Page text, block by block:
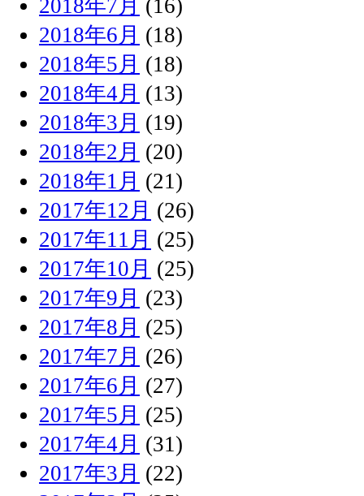
2018年7月 (16)
2018年6月 (18)
2018年5月 (18)
2018年4月 (13)
2018年3月 (19)
2018年2月 (20)
2018年1月 (21)
2017年12月 (26)
2017年11月 (25)
2017年10月 (25)
2017年9月 (23)
2017年8月 (25)
2017年7月 (26)
2017年6月 (27)
2017年5月 (25)
2017年4月 (31)
2017年3月 (22)